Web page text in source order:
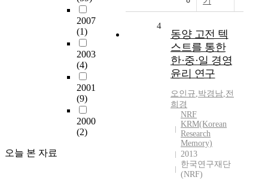
2007
(1)
2003
(4)
2001
(9)
2000
(2)
오늘 본 자료
4
동양 고전 텍
스트를 통한
한·중·일 경영
윤리 연구
오인규,박경남,전
희경
NRF
KRM(Korean
Research
Memory)
2013
한국연구재단
(NRF)